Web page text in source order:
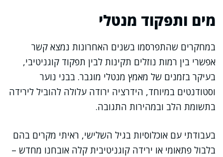
מים ותפקוד מנטלי
במחקרים שהתפרסמו בשנים האחרונות נמצא קשר
אפשרי בין רמות נוזלים תקינות לבין תפקוד קוגניטיבי,
בעיקר בזמנים של מאמץ מנטלי מוגבר. בבני נוער
וסטודנטים במיוחד, הידרציה ירודה עלולה להוביל לירידה
בתשומת הלב ובמהירות התגובה.
בעבודתי עם אוכלוסיות בגיל השלישי, ראיתי מקרים בהם
בלבול פתאומי או ירידה קוגניטיבית קלה אובחנו מחדש –